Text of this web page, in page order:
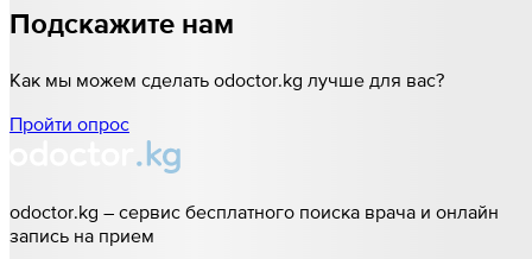
Подскажите нам
Как мы можем сделать odoctor.kg лучше для вас?
Пройти опрос
odoctor.kg – сервис бесплатного поиска врача и онлайн
запись на прием